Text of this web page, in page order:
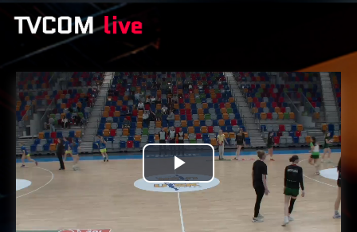
Přehrát
video